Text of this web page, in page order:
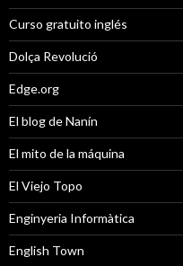
Curso gratuito inglés
Dolça Revolució
Edge.org
El blog de Nanín
El mito de la máquina
El Viejo Topo
Enginyeria Informàtica
English Town